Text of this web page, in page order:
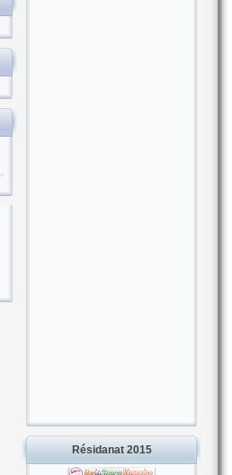
Résidanat 2015